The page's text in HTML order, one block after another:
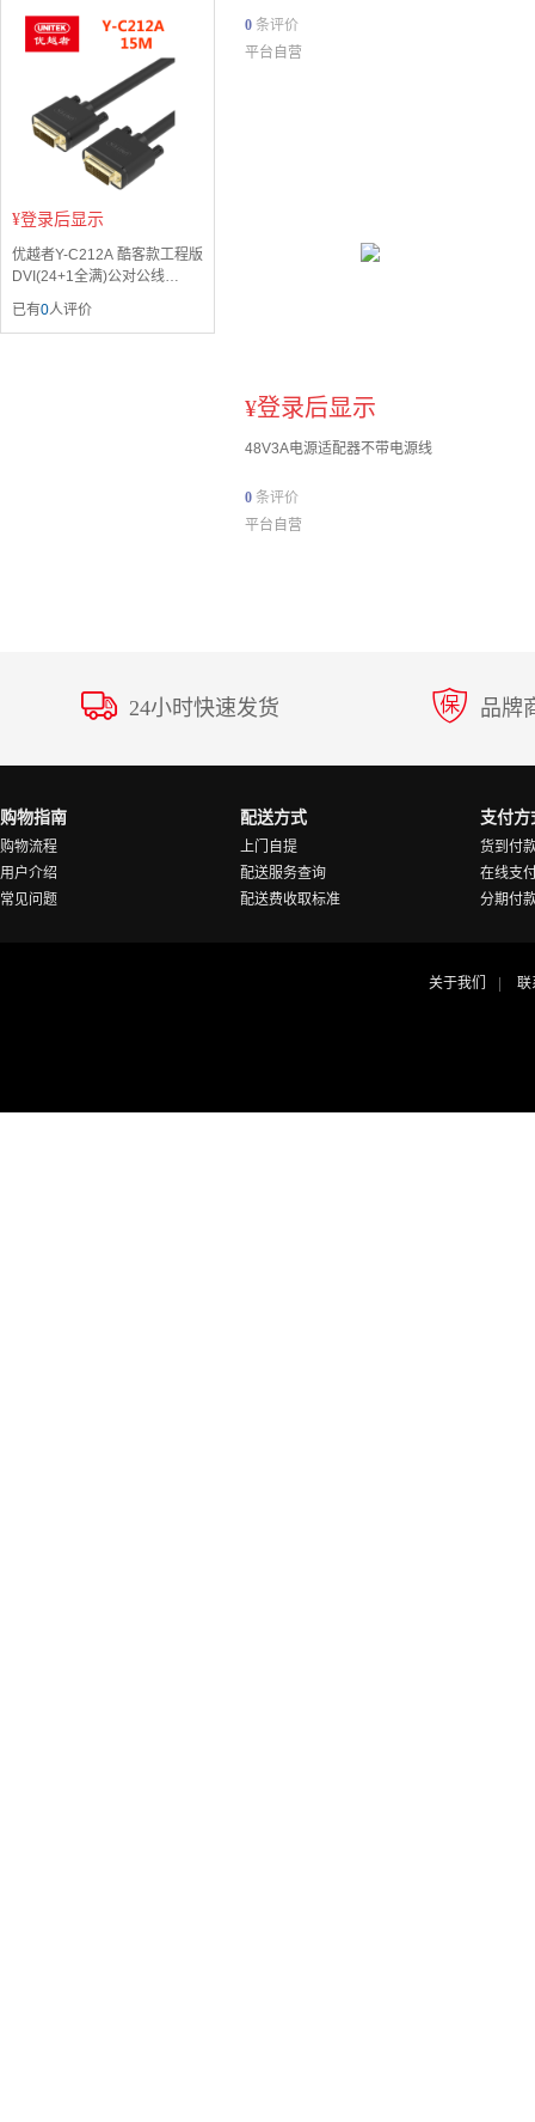
¥登录后显示
优越者Y-C212A 酷客款工程版
DVI(24+1全满)公对公线
（15M）
已有0人评价
0 条评价
平台自营
¥登录后显示
48V3A电源适配器不带电源线
0 条评价
平台自营
24小时快速发货 品牌
购物指南
购物流程
用户介绍
常见问题
配送方式
上门自提
配送服务查询
配送费收取标准
支付方
货到付
在线支
分期付
关于我们 联